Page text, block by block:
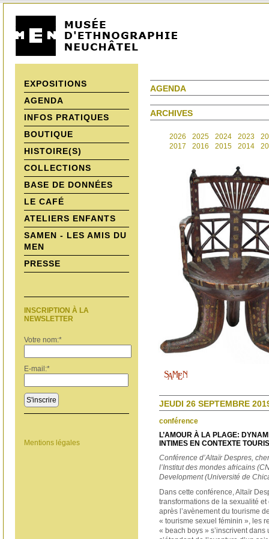
EXPOSITIONS
AGENDA
INFOS PRATIQUES
BOUTIQUE
HISTOIRE(S)
COLLECTIONS
BASE DE DONNÉES
LE CAFÉ
ATELIERS ENFANTS
SAMEN - LES AMIS DU
MEN
PRESSE
INSCRIPTION À LA
NEWSLETTER
Votre nom:*
E-mail:*
S'inscrire
Mentions légales
AGENDA
ARCHIVES
2026 2025 2024 2023
2017
2016 2015 2014
JEUDI 26 SEPTEMBRE
conférence
L’AMOUR À LA PLAGE:
INTIMES EN CONTEXTE
Conférence d’Altaïr Despres,
l’Institut des mondes africains
Development (Université de
Dans cette conférence, Altaïr
transformations de la sexualité
après l’avènement du tourisme
« tourisme sexuel féminin », les
« beach boys » s’inscrivent